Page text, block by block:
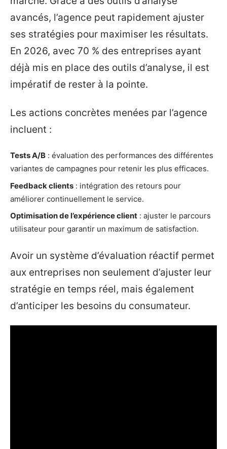
avancés, l’agence peut rapidement ajuster
ses stratégies pour maximiser les résultats.
En 2026, avec 70 % des entreprises ayant
déjà mis en place des outils d’analyse, il est
impératif de rester à la pointe.
Les actions concrètes menées par l’agence
incluent :
Tests A/B : évaluation des performances des différentes
variantes de campagnes pour retenir les plus efficaces.
Feedback clients : intégration des retours pour
améliorer continuellement le service.
Optimisation de l’expérience client : ajuster le parcours
utilisateur pour garantir un maximum de satisfaction.
Avoir un système d’évaluation réactif permet
aux entreprises non seulement d’ajuster leur
stratégie en temps réel, mais également
d’anticiper les besoins du consumateur.